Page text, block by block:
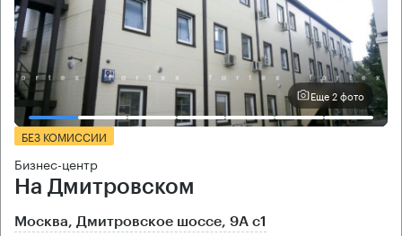
Еще 2 фото
БЕЗ КОМИССИИ
Бизнес-центр
На Дмитровском
Москва, Дмитровское шоссе, 9А с1